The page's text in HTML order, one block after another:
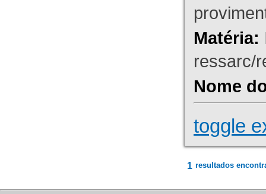
Matéria:
ressarc/
Nome
toggle
1 resultados